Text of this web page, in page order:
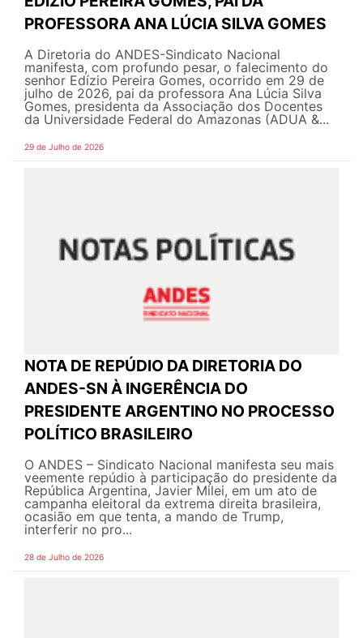
PROFESSORA ANA LÚCIA SILVA GOMES
A Diretoria do ANDES-Sindicato Nacional
manifesta, com profundo pesar, o falecimento do
senhor Edízio Pereira Gomes, ocorrido em 29 de
julho de 2026, pai da professora Ana Lúcia Silva
Gomes, presidenta da Associação dos Docentes
da Universidade Federal do Amazonas (ADUA &...
29 de Julho de 2026
NOTA DE REPÚDIO DA DIRETORIA DO
ANDES-SN À INGERÊNCIA DO
PRESIDENTE ARGENTINO NO PROCESSO
POLÍTICO BRASILEIRO
O ANDES – Sindicato Nacional manifesta seu mais
veemente repúdio à participação do presidente da
República Argentina, Javier Milei, em um ato de
campanha eleitoral da extrema direita brasileira,
ocasião em que tenta, a mando de Trump,
interferir no pro...
28 de Julho de 2026